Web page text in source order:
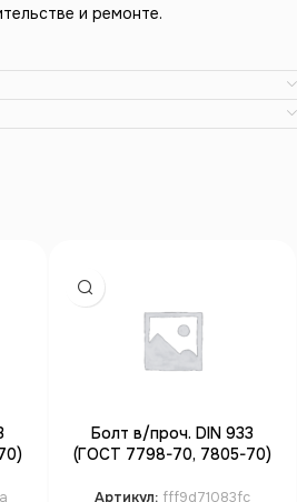
и ремонте.
Болт в/проч. DIN 933
(ГОСТ 7798-70, 7805-70)
10.9 цинк
Артикул: fff9d71083fc